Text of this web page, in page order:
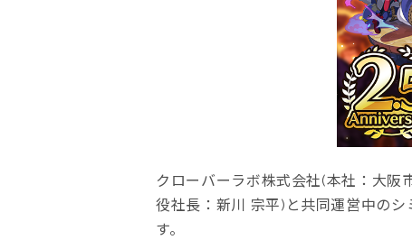
クローバーラボ株式会社(本社：大阪
役社長：新川 宗平)と共同運営中の
す。